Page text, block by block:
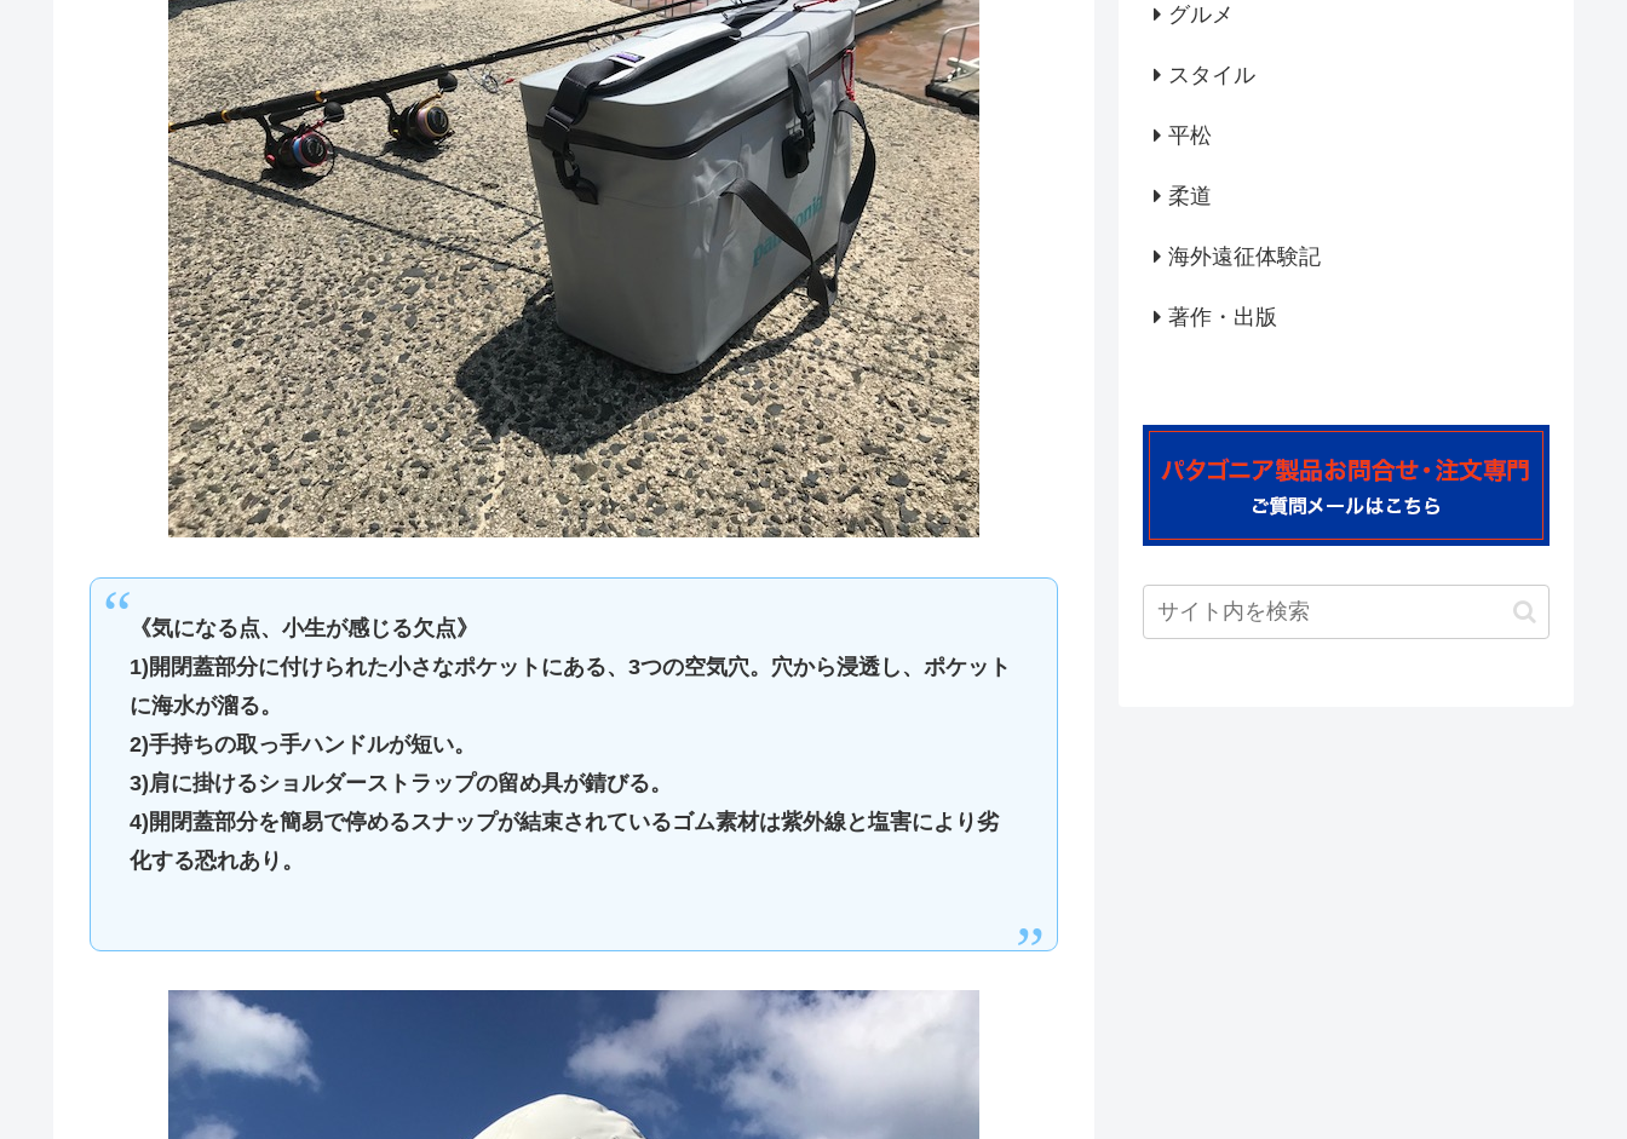
《気になる点、小生が感じる欠点》
1)開閉蓋部分に付けられた小さなポケットにある、3つの空気穴。穴から浸透し、ポケット
に海水が溜る。
2)手持ちの取っ手ハンドルが短い。
3)肩に掛けるショルダーストラップの留め具が錆びる。
4)開閉蓋部分を簡易で停めるスナップが結束されているゴム素材は紫外線と塩害により劣
化する恐れあり。
グルメ
スタイル
平松
柔道
海外遠征体験記
著作・出版